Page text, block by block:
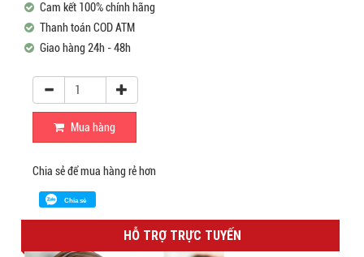
Cam kết 100% chính hãng
Thanh toán COD ATM
Giao hàng 24h - 48h
Mua hàng
Chia sẻ để mua hàng rẻ hơn
Chia sẻ
HỖ TRỢ TRỰC TUYẾN